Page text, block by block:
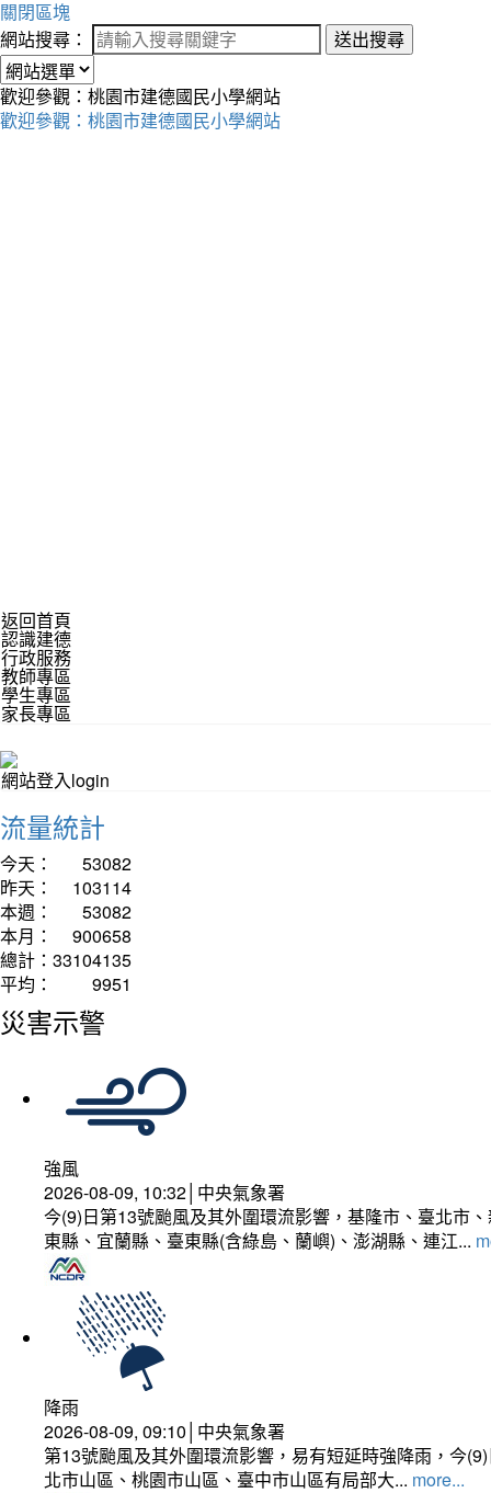
關閉區塊
網站搜尋：
送出搜尋
歡迎參觀：桃園市建德國民小學網站
歡迎參觀：桃園市建德國民小學網站
返回首頁
認識建德
行政服務
教師專區
學生專區
家長專區
網站登入login
流量統計
今天：
53082
昨天：
103114
本週：
53082
本月：
900658
總計： 33104135
平均：
9951
災害示警
強風
2026-08-09, 10:32│中央氣象署
今(9)日第13號颱風及其外圍環流影響，基隆市、臺北市
東縣、宜蘭縣、臺東縣(含綠島、蘭嶼)、澎湖縣、連江...
降雨
2026-08-09, 09:10│中央氣象署
第13號颱風及其外圍環流影響，易有短延時強降雨，今
北市山區、桃園市山區、臺中市山區有局部大... more...